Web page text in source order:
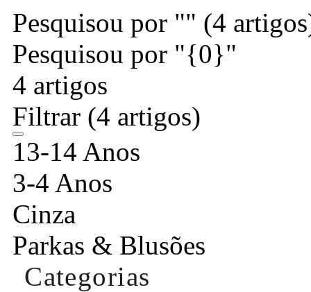
Pesquisou por "" (4
Pesquisou por "{0}"
4 artigos
Filtrar (4 artigos)
13-14 Anos
3-4 Anos
Cinza
Parkas & Blusões
Categorias